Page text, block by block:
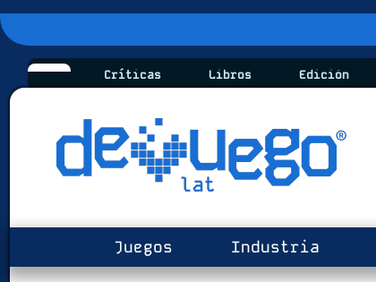
Críticas Libros Edición
Juegos Industria